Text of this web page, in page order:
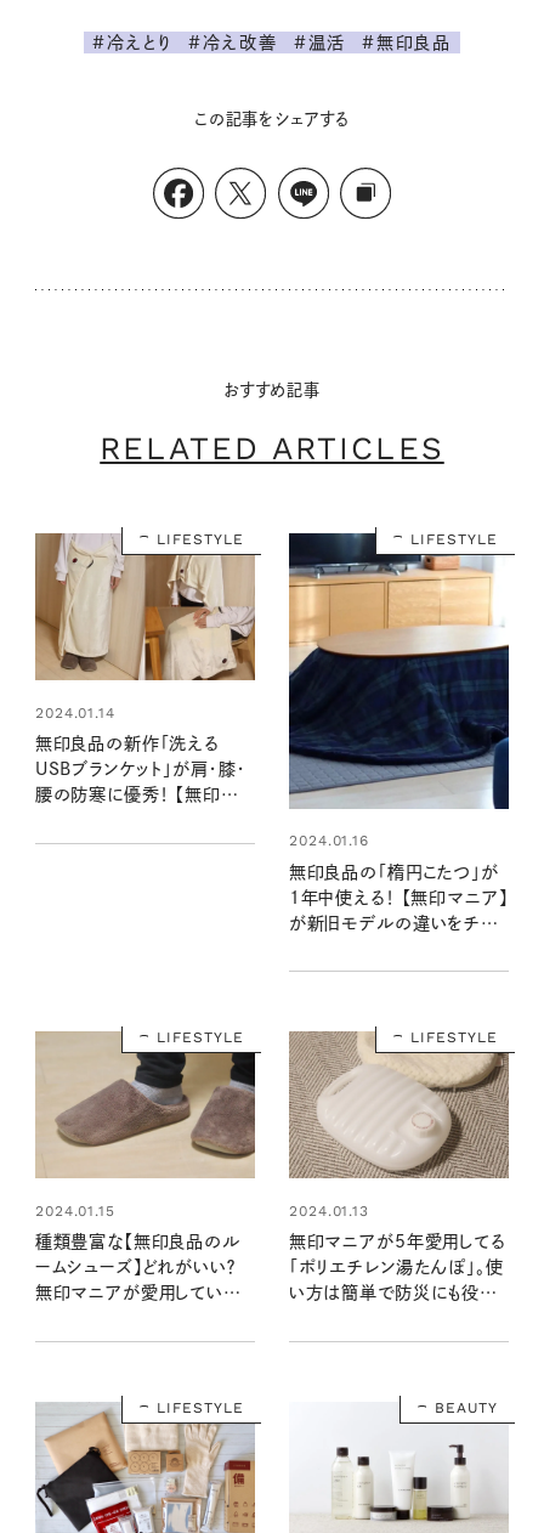
#冷えとり #冷え改善 #温活 #無印良品
この記事をシェアする
おすすめ記事
RELATED ARTICLES
LIFESTYLE
2024.01.14
無印良品の新作「洗える
USBブランケット」が肩・膝・
腰の防寒に優秀！ 【無印マニ
LIFESTYLE
2024.01.16
無印良品の「楕円こたつ」が
1年中使える！ 【無印マニア】
が新旧モデルの違いをチェ
LIFESTYLE
2024.01.15
種類豊富な【無印良品のル
ームシューズ】どれがいい？
無印マニアが愛用している
LIFESTYLE
2024.01.13
無印マニアが5年愛用してる
「ポリエチレン湯たんぽ」。使
い方は簡単で防災にも役立
LIFESTYLE BEAUTY